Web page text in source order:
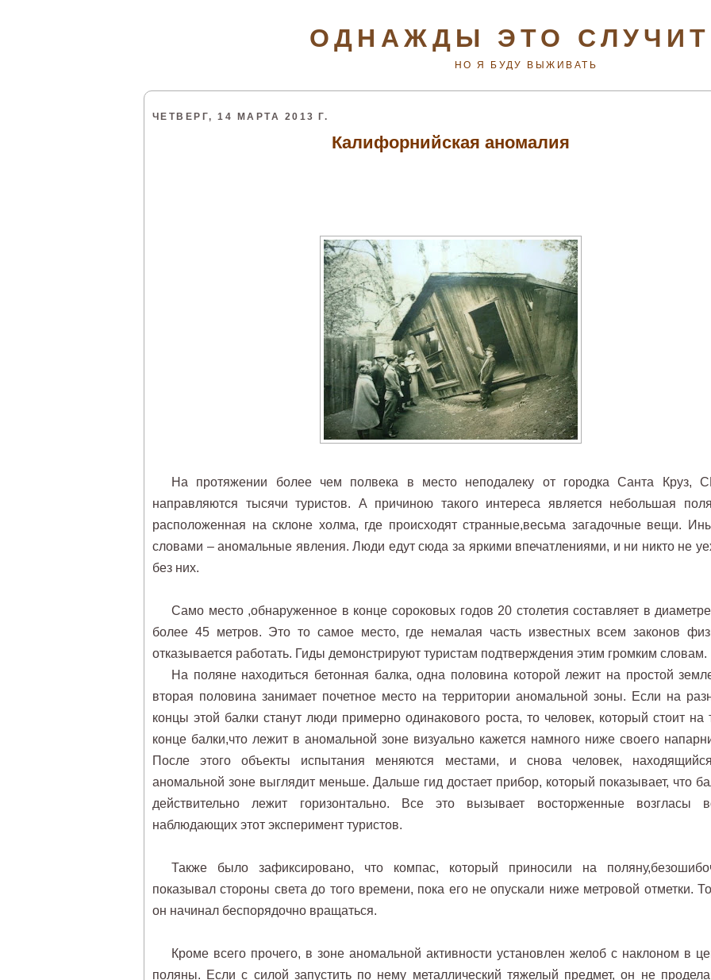
ОДНАЖДЫ ЭТО
НО Я БУДУ ВЫЖИВАТЬ
ЧЕТВЕРГ, 14 МАРТА 2013 Г.
Калифорнийская аномалия
На протяжении более чем полвека в место неподалеку от городка Санта Круз,
направляются тысячи туристов. А причиною такого интереса является небольшая
расположенная на склоне холма, где происходят странные,весьма загадочные вещи.
словами – аномальные явления. Люди едут сюда за яркими впечатлениями, и ни никто не
без них.
Само место ,обнаруженное в конце сороковых годов 20 столетия составляет в
более 45 метров. Это то самое место, где немалая часть известных всем законов
отказывается работать. Гиды демонстрируют туристам подтверждения этим громким словам.
На поляне находиться бетонная балка, одна половина которой лежит на простой
вторая половина занимает почетное место на территории аномальной зоны. Если на
концы этой балки станут люди примерно одинакового роста, то человек, который стоит на
конце балки,что лежит в аномальной зоне визуально кажется намного ниже своего
После этого объекты испытания меняются местами, и снова человек,
аномальной зоне выглядит меньше. Дальше гид достает прибор, который показывает, что
действительно лежит горизонтально. Все это вызывает восторженные возгласы
наблюдающих этот эксперимент туристов.
Также было зафиксировано, что компас, который приносили на
показывал стороны света до того времени, пока его не опускали ниже метровой отметки.
он начинал беспорядочно вращаться.
Кроме всего прочего, в зоне аномальной активности установлен желоб с наклоном в
поляны. Если с силой запустить по нему металлический тяжелый предмет, он не